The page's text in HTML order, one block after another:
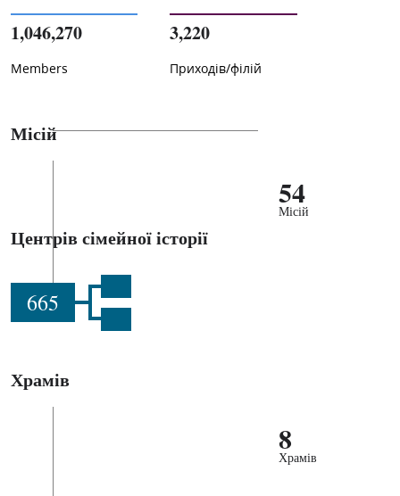
1,046,270
Members
3,220
Приходів/філій
Місій
54
Місій
Центрів сімейної історії
665
Храмів
8
Храмів